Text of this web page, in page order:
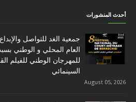
أحدث المنشورات
جمعية الغد للتواصل
العام المحلي و الوطني
للمهرجان الوطني للفيلم
السينمائي
August 05, 2026